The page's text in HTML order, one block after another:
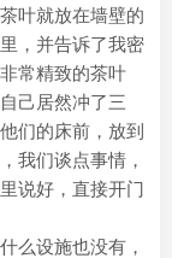
叶就放在墙壁的
，并告诉了我密
常精致的茶叶
己居然冲了三
们的床前，放到
我们谈点事情，
说好，直接开门
么设施也没有，